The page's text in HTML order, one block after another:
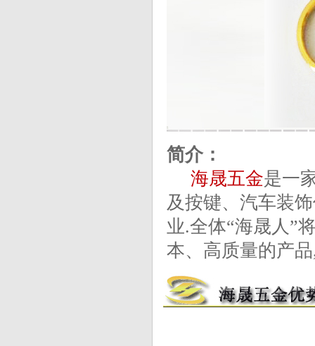
简介：
海晟五金是一
及按键、汽车装
业.全体“海晟人”
本、高质量的产